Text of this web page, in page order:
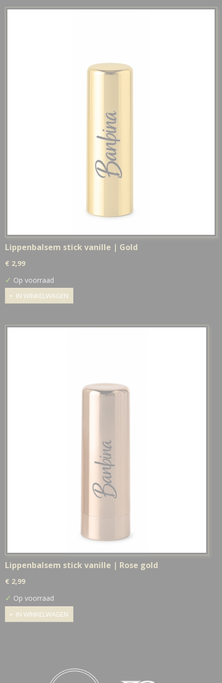
Lippenbalsem stick vanille | Gold
€ 2,99
✓ Op voorraad
IN WINKELWAGEN
Lippenbalsem stick vanille | Rose gold
€ 2,99
✓ Op voorraad
IN WINKELWAGEN